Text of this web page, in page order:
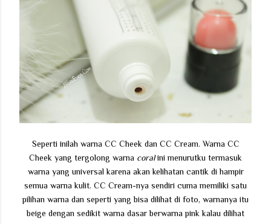
Seperti inilah warna CC Cheek dan CC Cream.Warna CC
Cheek yang tergolong warna coralini menurutku termasuk
warna yang universal karena akan kelihatan cantik di hampir
semua warna kulit. CC Cream-nya sendiri cuma memiliki satu
pilihan warna dan seperti yang bisa dilihat di foto, warnanya itu
beige dengan sedikit warna dasar berwarna pink kalau dilihat